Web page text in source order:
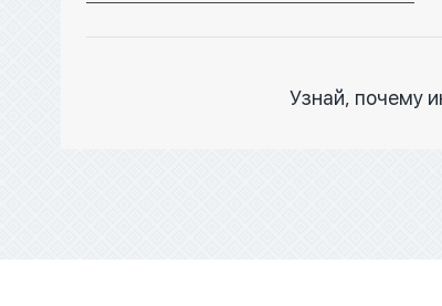
Узнай, почему